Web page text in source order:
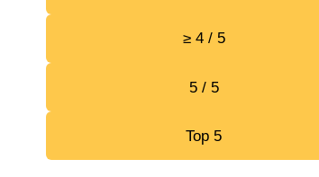
≥ 4 / 5
5 / 5
Top 5